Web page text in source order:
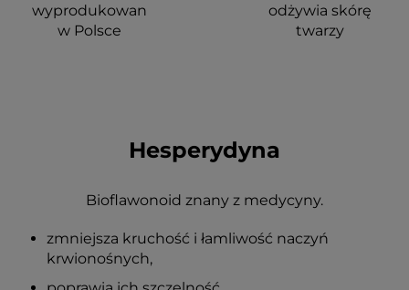
wyprodukowano
w Polsce
odżywia skórę
twarzy
Zmniejsza
naczynek
badaniami
Hesperydyna
Bioflawonoid znany z medycyny.
zmniejsza kruchość i łamliwość naczyń
krwionośnych,